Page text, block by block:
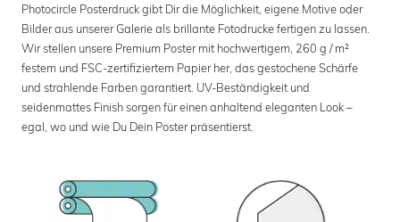
Photocircle Posterdruck gibt Dir die Möglichkeit, eigene Motive oder
Bilder aus unserer Galerie als brillante Fotodrucke fertigen zu lassen.
Wir stellen unsere Premium Poster mit hochwertigem, 260 g / m²
festem und FSC-zertifiziertem Papier her, das gestochene Schärfe
und strahlende Farben garantiert. UV-Beständigkeit und
seidenmattes Finish sorgen für einen anhaltend eleganten Look –
egal, wo und wie Du Dein Poster präsentierst.